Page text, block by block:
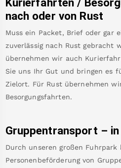
nach oder von Rust
Muss ein Packet, Brief oder gar
zuverlässig nach Rust gebracht
übernehmen wir auch
Sie uns Ihr Gut und bringen es
Zielort. Für Rust übernehmen
Besorgungsfahrten.
Gruppentransport – in
Durch unseren großen
Personenbeförderung von